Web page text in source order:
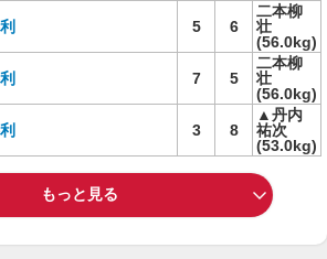
5 6
二本柳
壮
(56.0kg)
7 5
二本柳
壮
(56.0kg)
3 8
▲丹内
祐次
(53.0kg)
もっと見る